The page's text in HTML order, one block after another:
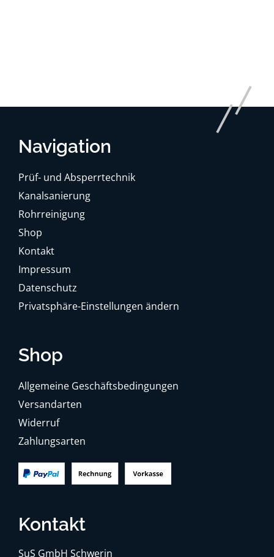
Navigation
Prüf- und Absperrtechnik
Kanalsanierung
Rohrreinigung
Shop
Kontakt
Impressum
Datenschutz
Privatsphäre-Einstellungen ändern
Shop
Allgemeine Geschäftsbedingungen
Versandarten
Widerruf
Zahlungsarten
Kontakt
SuS GmbH Schwerin